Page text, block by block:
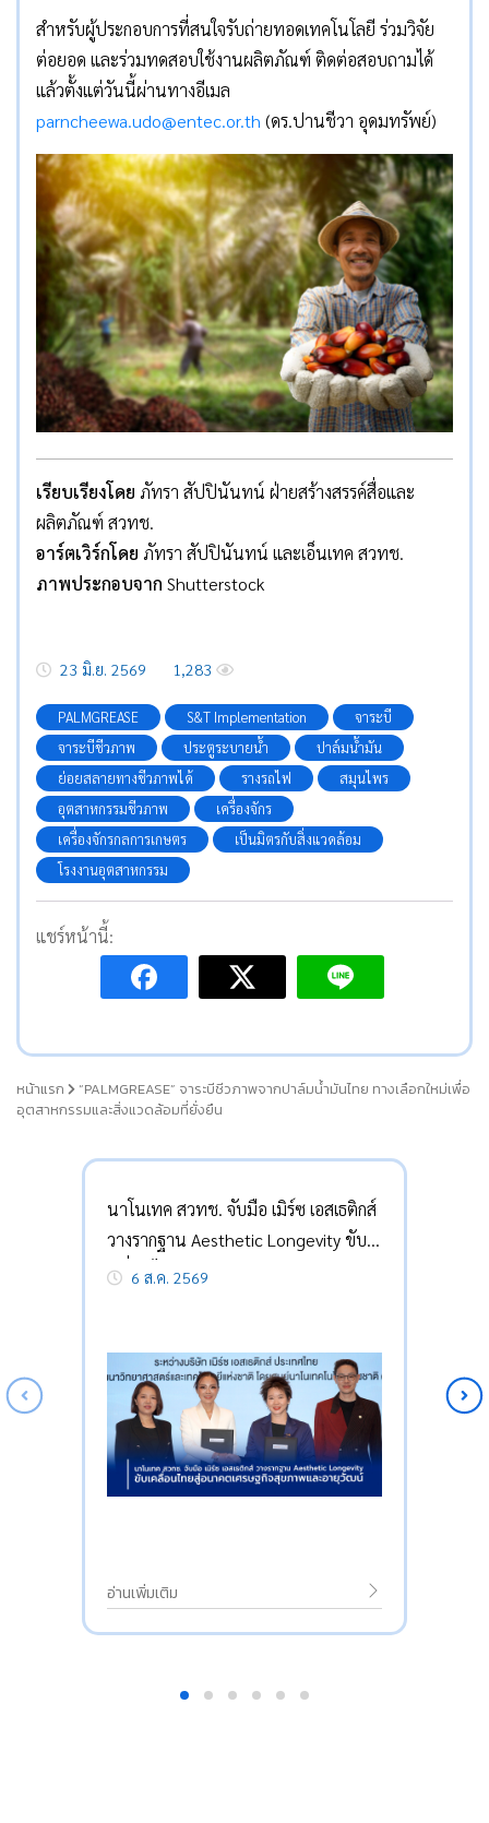
สำหรับผู้ประกอบการที่สนใจรับถ่ายทอดเทคโนโลยี ร่วมวิจัย
ต่อยอด และร่วมทดสอบใช้งานผลิตภัณฑ์ ติดต่อสอบถามได้
แล้วตั้งแต่วันนี้ผ่านทางอีเมล
parncheewa.udo@entec.or.th (ดร.ปานชีวา อุดมทรัพย์)
เรียบเรียงโดย ภัทรา สัปปินันทน์ ฝ่ายสร้างสรรค์สื่อและ
ผลิตภัณฑ์ สวทช.
อาร์ตเวิร์กโดย ภัทรา สัปปินันทน์ และเอ็นเทค สวทช.
ภาพประกอบจาก Shutterstock
23 มิ.ย. 2569 1,283
PALMGREASE S&T Implementation
จาระบี
จาระบีชีวภาพ
ประตูระบายน้ำ
ปาล์มน้ำมัน
ย่อยสลายทางชีวภาพได้
รางรถไฟ
สมุนไพร
อุตสาหกรรมชีวภาพ
เครื่องจักร
เครื่องจักรกลการเกษตร
เป็นมิตรกับสิ่งแวดล้อม
โรงงานอุตสาหกรรม
แชร์หน้านี้:
หน้าแรก
“PALMGREASE” จาระบีชีวภาพจากปาล์มน้ำมันไทย ทางเลือกใหม่เพื่อ
อุตสาหกรรมและสิ่งแวดล้อมที่ยั่งยืน
นาโนเทค สวทช. จับมือ เมิร์ซ เอสเธติกส์
วางรากฐาน Aesthetic Longevity ขับ
เคลื่อนไทยสู่อนาคตเศรษฐกิจสุขภาพ
6 ส.ค. 2569
อ่านเพิ่มเติม